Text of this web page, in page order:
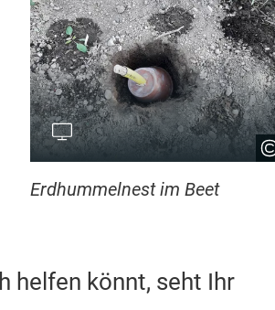
Erdhummelnest im Beet
helfen könnt, seht Ihr